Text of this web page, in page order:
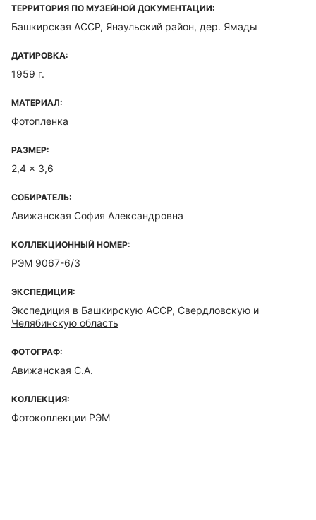
ТЕРРИТОРИЯ ПО МУЗЕЙНОЙ ДОКУМЕНТАЦИИ:
Башкирская ACCP, Янаульский район, дер. Ямады
ДАТИРОВКА:
1959 г.
МАТЕРИАЛ:
Фотопленка
РАЗМЕР:
2,4 x 3,6
СОБИРАТЕЛЬ:
Авижанская София Александровна
КОЛЛЕКЦИОННЫЙ НОМЕР:
РЭМ 9067-6/3
ЭКСПЕДИЦИЯ:
Экспедиция в Башкирскую АССР, Свердловскую и
Челябинскую область
ФОТОГРАФ:
Авижанская С.А.
КОЛЛЕКЦИЯ:
Фотоколлекции РЭМ